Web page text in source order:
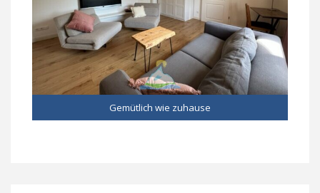
Gemütlich wie zuhause